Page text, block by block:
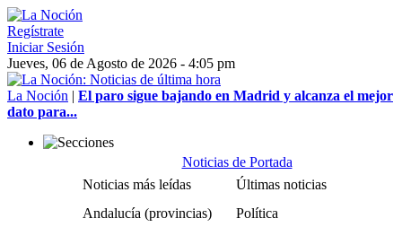
Regístrate
Iniciar Sesión
Jueves, 06 de Agosto de 2026 - 4:05 pm
La Noción | El paro sigue bajando en Madrid y alcanza el mejor
dato para...
Noticias de Portada
Noticias más leídas
Últimas noticias
Andalucía (provincias)
Política